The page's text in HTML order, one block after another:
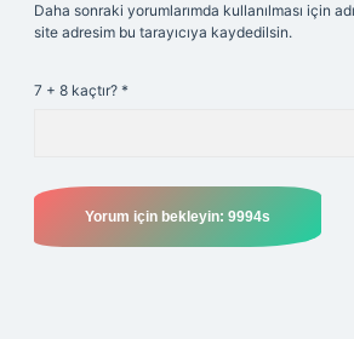
Daha sonraki yorumlarımda kullanılması için
site adresim bu tarayıcıya kaydedilsin.
7 + 8 kaçtır? *